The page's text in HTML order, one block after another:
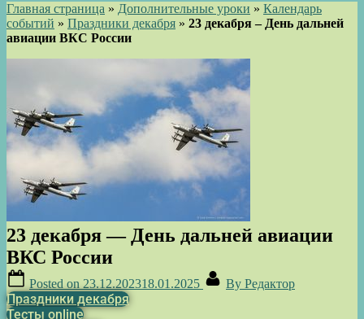
Главная страница » Дополнительные уроки » Календарь
событий » Праздники декабря » 23 декабря – День дальней
авиации ВКС России
23 декабря — День дальней авиации
ВКС России
Posted on 23.12.202318.01.2025 By Редактор
Праздники декабря
Тесты online